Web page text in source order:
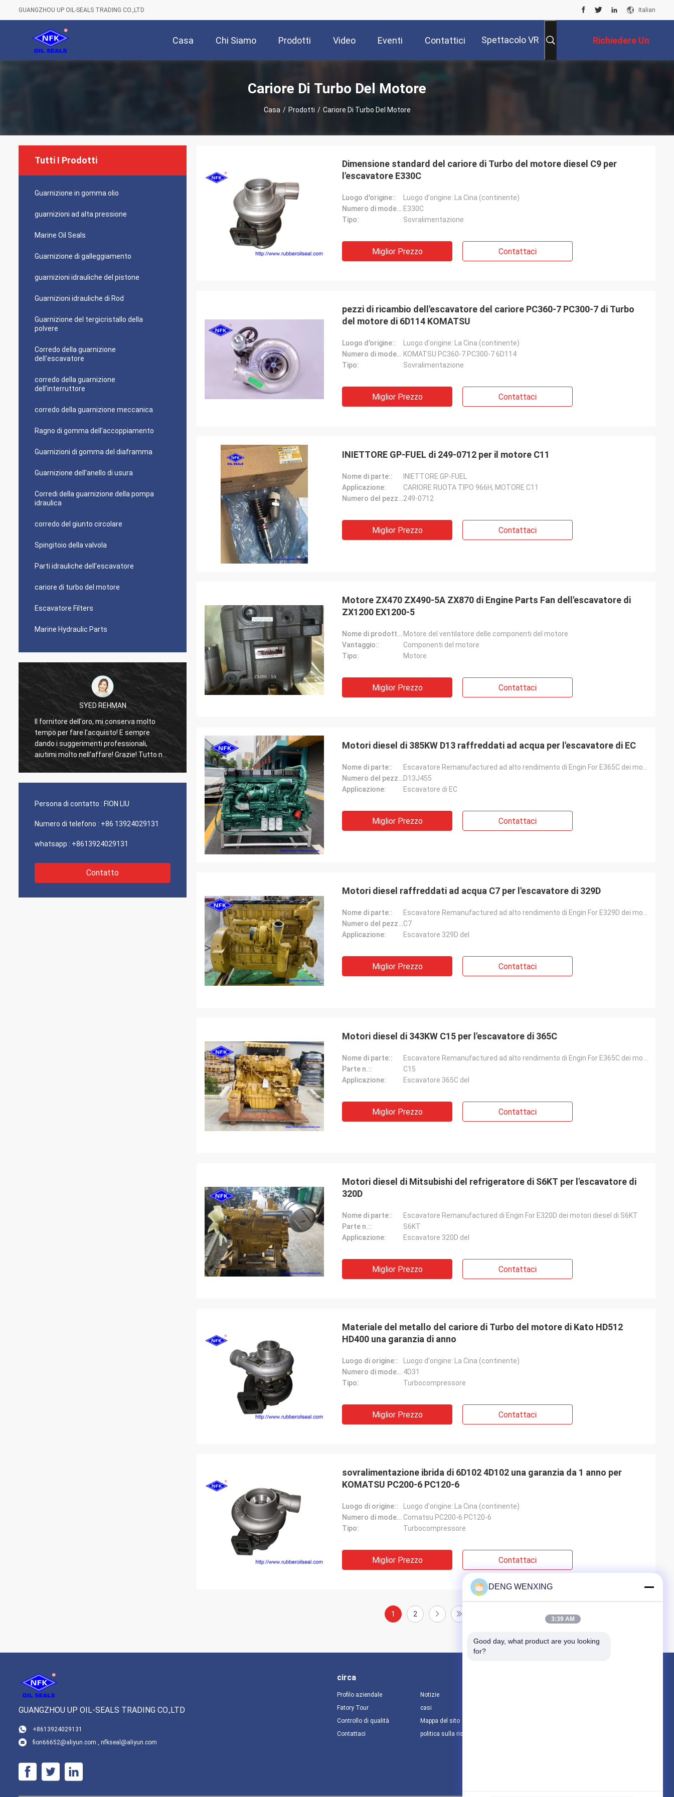
GUANGZHOU UP OIL-SEALS TRADING CO.,LTD Italian
Casa Chi Siamo Prodotti Video Eventi Contattici Spettacolo VR Richiedere Un
Preventivo
Cariore Di Turbo Del Motore
Casa / Prodotti / Cariore Di Turbo Del Motore
Tutti I Prodotti
Guarnizione in gomma olio
guarnizioni ad alta pressione
Marine Oil Seals
Guarnizione di galleggiamento
guarnizioni idrauliche del pistone
Guarnizioni idrauliche di Rod
Guarnizione del tergicristallo della
polvere
Corredo della guarnizione
dell'escavatore
corredo della guarnizione
dell'interruttore
corredo della guarnizione meccanica
Ragno di gomma dell'accoppiamento
Guarnizioni di gomma del diaframma
Guarnizione dell'anello di usura
Corredi della guarnizione della pompa
idraulica
corredo del giunto circolare
Spingitoio della valvola
Parti idrauliche dell'escavatore
cariore di turbo del motore
Escavatore Filters
Marine Hydraulic Parts
SYED REHMAN
Il fornitore dell'oro, mi conserva molto
tempo per fare l'acquisto! E sempre
dando i suggerimenti professionali,
aiutimi molto nell'affare! Grazie! Tutto nel
migliore ordine, le merci di buona qualità,
società per comprare più
100% autentico, la prestazione di costo
eccezionale. Trasporto veloce e servic
molto buon raccomando merito 5 stelle!
buona qualità, noi avranno coopertion
Persona di contatto : FION LIU
Numero di telefono : +86 13924029131
whatsapp : +8613924029131
Contatto
Dimensione standard del cariore di Turbo del motore diesel C9 per
l'escavatore E330C
Luogo d'origine::
Luogo d'origine: La Cina (continente)
Numero di modello: E330C
Tipo:
Sovralimentazione
Miglior Prezzo Contattaci
pezzi di ricambio dell'escavatore del cariore PC360-7 PC300-7 di Turbo
del motore di 6D114 KOMATSU
Luogo d'origine::
Luogo d'origine: La Cina (continente)
Numero di modello: KOMATSU PC360-7 PC300-7 6D114
Tipo:
Sovralimentazione
Miglior Prezzo Contattaci
INIETTORE GP-FUEL di 249-0712 per il motore C11
Nome di parte::
INIETTORE GP-FUEL
Applicazione:
CARIORE RUOTA TIPO 966H, MOTORE C11
Numero del pezzo::249-0712
Miglior Prezzo Contattaci
Motore ZX470 ZX490-5A ZX870 di Engine Parts Fan dell'escavatore di
ZX1200 EX1200-5
Nome di prodotto:: Motore del ventilatore delle componenti del motore
Vantaggio::
Componenti del motore
Tipo:
Motore
Miglior Prezzo Contattaci
Motori diesel di 385KW D13 raffreddati ad acqua per l'escavatore di EC
Nome di parte::
Numero del pezzo::D13J455
Applicazione:
Escavatore di EC
Miglior Prezzo Contattaci
Motori diesel raffreddati ad acqua C7 per l'escavatore di 329D
Nome di parte::
Numero del pezzo::C7
Applicazione:
Escavatore 329D del
Miglior Prezzo Contattaci
Motori diesel di 343KW C15 per l'escavatore di 365C
Nome di parte::
Parte n.::
C15
Applicazione:
Escavatore 365C del
Miglior Prezzo Contattaci
Motori diesel di Mitsubishi del refrigeratore di S6KT per l'escavatore di
320D
Nome di parte::
Escavatore Remanufactured di Engin For E320D dei motori diesel di S6KT
Parte n.::
S6KT
Applicazione:
Escavatore 320D del
Miglior Prezzo Contattaci
Materiale del metallo del cariore di Turbo del motore di Kato HD512
HD400 una garanzia di anno
Luogo di origine::
Luogo d'origine: La Cina (continente)
Numero di modello: 4D31
Tipo:
Turbocompressore
Miglior Prezzo Contattaci
sovralimentazione ibrida di 6D102 4D102 una garanzia da 1 anno per
KOMATSU PC200-6 PC120-6
Luogo di origine::
Luogo d'origine: La Cina (continente)
Numero di modello: Comatsu PC200-6 PC120-6
Tipo:
Turbocompressore
Miglior Prezzo Contattaci
1 2
GUANGZHOU UP OIL-SEALS TRADING CO.,LTD
+8613924029131
fion66652@aliyun.com , nfkseal@aliyun.com
circa
Profilo aziendale
Fatory Tour
Controllo di qualità
Contattaci
Notizie
casi
Mappa del sito
politica sulla riservatezza
DENG WENXING
3:39 AM
Good day, what product are you looking
for?